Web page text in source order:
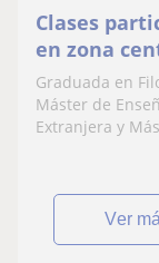
Clases
en zona
Oviedo, etc.)
Graduada en
Máster de
Extranjera y
ver